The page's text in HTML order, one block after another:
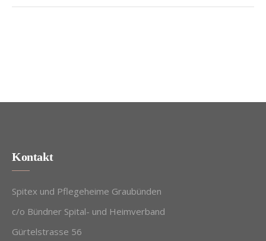
Kontakt
Spitex und Pflegeheime Graubünden
c/o Bündner Spital- und Heimverband
Gürtelstrasse 56